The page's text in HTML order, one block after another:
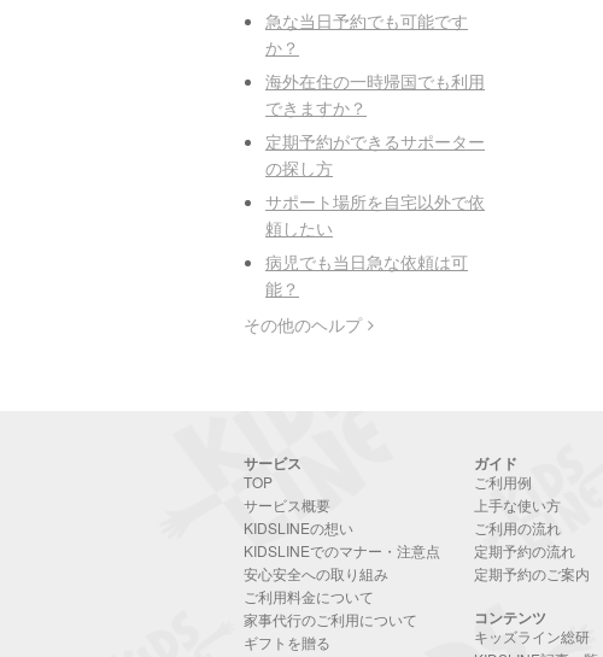
急な当日予約でも可能です
か？
海外在住の一時帰国でも利用
できますか？
定期予約ができるサポーター
の探し方
サポート場所を自宅以外で依
頼したい
病児でも当日急な依頼は可
能？
その他のヘルプ
サービス
TOP
サービス概要
KIDSLINEの想い
KIDSLINEでのマナー・注意点
安心安全への取り組み
ご利用料金について
家事代行のご利用について
ギフトを贈る
ガイド
ご利用例
上手な使い方
ご利用の流れ
定期予約の流れ
定期予約のご案内
コンテンツ
キッズライン総研